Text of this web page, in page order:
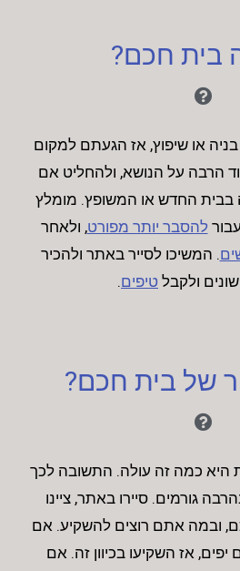
בית חכם?
או שיפוץ, אז הגעתם למקום
הרבה על הנושא, ולהחליט אם
בבית החדש או המשופץ. מומלץ
להסבר יותר מפורט, ולאחר
. המשיכו לסייר באתר ולהכיר
ולקבל טיפים.
של בית חכם?
היא כמה זה עולה. התשובה לכך
גורמים. סיירו באתר, ציינו
ובמה אתם רוצים להשקיע. אם
אז השקיעו בכיוון זה. אם